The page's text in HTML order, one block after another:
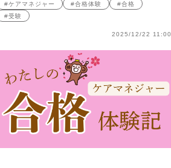
#ケアマネジャー #合格体験
#合格
#受験
2025/12/22 11:00